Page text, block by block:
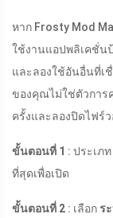
หาก Frosty Mod
ใช้งานแอปพลิเคชั่น
และลองใช้อันอื่นที่เ
ของคุณไม่ใช่ตัวการ
ครั้งและลองปิดไฟร์
ขั้นตอนที่ 1 : ประเภท
ที่สุดเพื่อเปิด
ขั้นตอนที่ 2 : เลือก ร